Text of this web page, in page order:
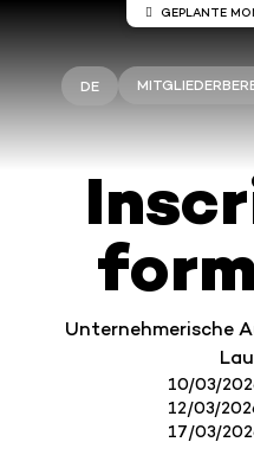
DE
Unternehmerische
10/03/
12/03/
17/03/
Wartung auf
An den Winbiz
Diese
August, von
Ihr Zugang kann
Wir empfehlen
dieses
Vielen Dank
GEPLANTE